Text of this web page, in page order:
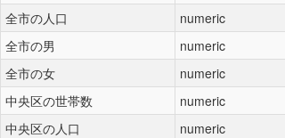
全市の人口
numeric
全市の男
numeric
全市の女
numeric
中央区の世帯数
numeric
中央区の人口
numeric